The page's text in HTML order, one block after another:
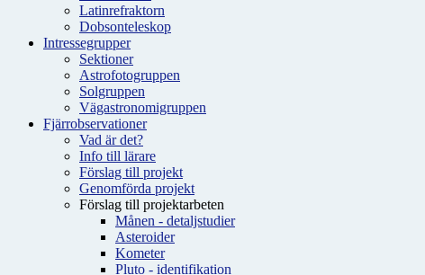
Latinrefraktorn
Dobsonteleskop
Intressegrupper
Sektioner
Astrofotogruppen
Solgruppen
Vägastronomigruppen
Fjärrobservationer
Vad är det?
Info till lärare
Förslag till projekt
Genomförda projekt
Förslag till projektarbeten
Månen - detaljstudier
Asteroider
Kometer
Pluto - identifikation